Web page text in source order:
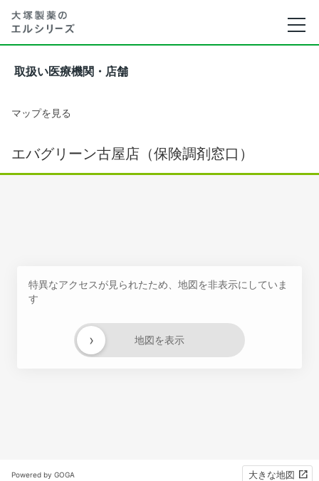
取扱い医療機関・店舗
マップを見る
エバグリーン古屋店（保険調剤窓口）
特異なアクセスが見られたため、地図を非表示にしていま
す
地図を表示
›
Powered by GOGA 大きな地図